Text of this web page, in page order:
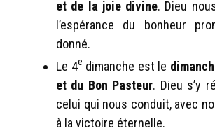
et de la joie divine. Dieu
l’espérance du bonheur
donné.
Le 4e dimanche est le
et du Bon Pasteur. Dieu s’y
celui qui nous conduit, avec
à la victoire éternelle.